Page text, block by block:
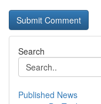
Search
Published News